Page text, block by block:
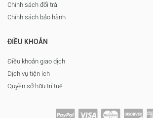
Chính sách đổi trả
Chính sách bảo hành
ĐIỀU KHOẢN
Điều khoản giao dịch
Dịch vụ tiện ích
Quyền sở hữu trí tuệ